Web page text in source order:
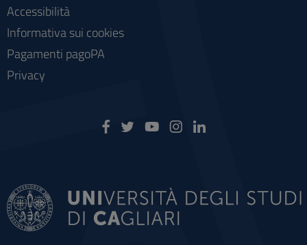
Accessibilità
Informativa sui cookies
Pagamenti pagoPA
Privacy